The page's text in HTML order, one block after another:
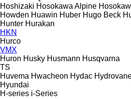
Hoshizaki Hosokawa Alpine
Howden Huawin Huber Hugo Beck
Hunter Hurakan
HKN
Hurco
VMX
Huron Husky Husmann Husqvarna
TS
Huvema Hwacheon Hydac
Hyundai
H-series i-Series